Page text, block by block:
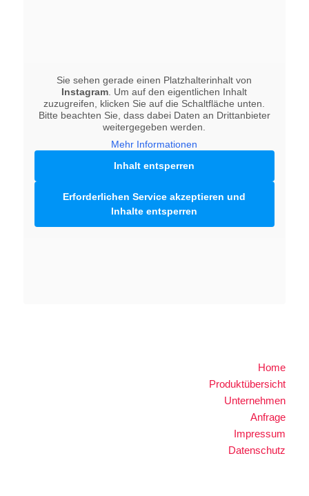
Sie sehen gerade einen Platzhalterinhalt von
Instagram . Um auf den eigentlichen Inhalt
zuzugreifen, klicken Sie auf die Schaltfläche unten.
Bitte beachten Sie, dass dabei Daten an Drittanbieter
weitergegeben werden.
Mehr Informationen
Inhalt entsperren
Erforderlichen Service akzeptieren und
Inhalte entsperren
Home
Produktübersicht
Unternehmen
Anfrage
Impressum
Datenschutz